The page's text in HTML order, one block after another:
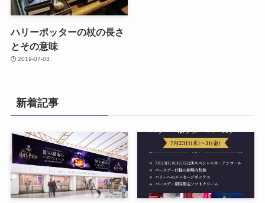
ハリーポッターの杖の長さ
とその意味
2019-07-03
新着記事